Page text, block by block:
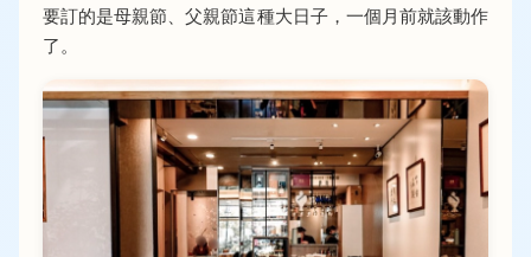
要訂的是母親節、父親節這種大日子，一個月前就該動作
了。